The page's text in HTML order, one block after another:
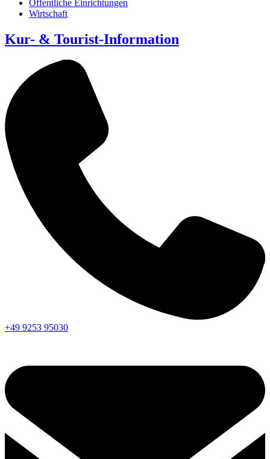
Öffentliche Einrichtungen
Wirtschaft
Kur- & Tourist-Information
+49 9253 95030